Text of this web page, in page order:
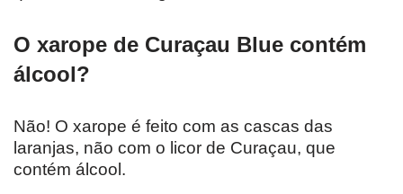
O xarope de Curaçau Blue contém
álcool?
Não! O xarope é feito com as cascas das
laranjas, não com o licor de Curaçau, que
contém álcool.